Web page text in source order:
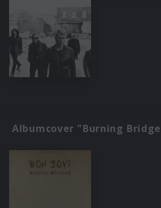
Albumcover "Burning